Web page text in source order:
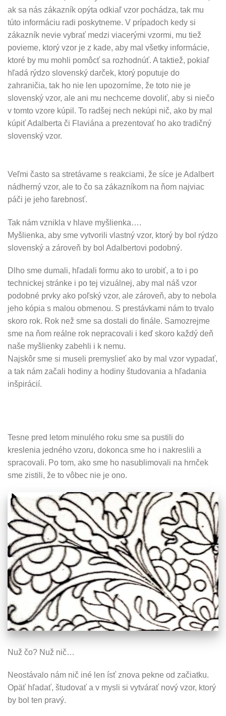
ak sa nás zákazník opýta odkiaľ vzor pochádza, tak mu
túto informáciu radi poskytneme. V prípadoch kedy si
zákazník nevie vybrať medzi viacerými vzormi, mu tiež
povieme, ktorý vzor je z kade, aby mal všetky informácie,
ktoré by mu mohli pomôcť sa rozhodnúť. A taktiež, pokiaľ
hľadá rýdzo slovenský darček, ktorý poputuje do
zahraničia, tak ho nie len upozorníme, že toto nie je
slovenský vzor, ale ani mu nechceme dovoliť, aby si niečo
v tomto vzore kúpil. To radšej nech nekúpi nič, ako by mal
kúpiť Adalberta či Flaviána a prezentovať ho ako tradičný
slovenský vzor.
Veľmi často sa stretávame s reakciami, že síce je Adalbert
nádherný vzor, ale to čo sa zákazníkom na ňom najviac
páči je jeho farebnosť.
Tak nám vznikla v hlave myšlienka….
Myšlienka, aby sme vytvorili vlastný vzor, ktorý by bol rýdzo
slovenský a zároveň by bol Adalbertovi podobný.
Dlho sme dumali, hľadali formu ako to urobiť, a to i po
technickej stránke i po tej vizuálnej, aby mal náš vzor
podobné prvky ako poľský vzor, ale zároveň, aby to nebola
jeho kópia s malou obmenou. S prestávkami nám to trvalo
skoro rok. Rok než sme sa dostali do finále. Samozrejme
sme na ňom reálne rok nepracovali i keď skoro každý deň
naše myšlienky zabehli i k nemu.
Najskôr sme si museli premyslieť ako by mal vzor vypadať,
a tak nám začali hodiny a hodiny študovania a hľadania
inšpirácií.
Tesne pred letom minulého roku sme sa pustili do
kreslenia jedného vzoru, dokonca sme ho i nakreslili a
spracovali. Po tom, ako sme ho nasublimovali na hrnček
sme zistili, že to vôbec nie je ono.
Nuž čo? Nuž nič…
Neostávalo nám nič iné len ísť znova pekne od začiatku.
Opäť hľadať, študovať a v mysli si vytvárať nový vzor, ktorý
by bol ten pravý.